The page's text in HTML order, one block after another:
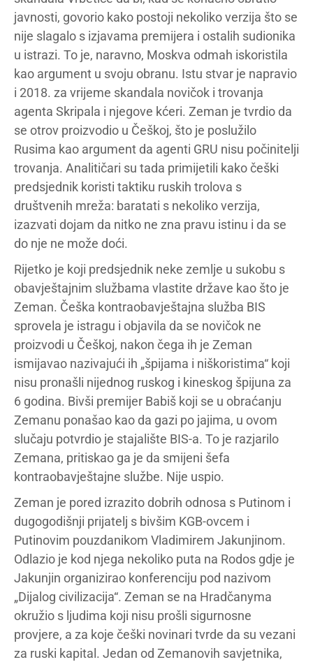
javnosti, govorio kako postoji nekoliko verzija što se
nije slagalo s izjavama premijera i ostalih sudionika
u istrazi. To je, naravno, Moskva odmah iskoristila
kao argument u svoju obranu. Istu stvar je napravio
i 2018. za vrijeme skandala novičok i trovanja
agenta Skripala i njegove kćeri. Zeman je tvrdio da
se otrov proizvodio u Češkoj, što je poslužilo
Rusima kao argument da agenti GRU nisu počinitelji
trovanja. Analitičari su tada primijetili kako češki
predsjednik koristi taktiku ruskih trolova s
društvenih mreža: baratati s nekoliko verzija,
izazvati dojam da nitko ne zna pravu istinu i da se
do nje ne može doći.
Rijetko je koji predsjednik neke zemlje u sukobu s
obavještajnim službama vlastite države kao što je
Zeman. Češka kontraobavještajna služba BIS
sprovela je istragu i objavila da se novičok ne
proizvodi u Češkoj, nakon čega ih je Zeman
ismijavao nazivajući ih „špijama i niškoristima“ koji
nisu pronašli nijednog ruskog i kineskog špijuna za
6 godina. Bivši premijer Babiš koji se u obraćanju
Zemanu ponašao kao da gazi po jajima, u ovom
slučaju potvrdio je stajalište BIS-a. To je razjarilo
Zemana, pritiskao ga je da smijeni šefa
kontraobavještajne službe. Nije uspio.
Zeman je pored izrazito dobrih odnosa s Putinom i
dugogodišnji prijatelj s bivšim KGB-ovcem i
Putinovim pouzdanikom Vladimirem Jakunjinom.
Odlazio je kod njega nekoliko puta na Rodos gdje je
Jakunjin organizirao konferenciju pod nazivom
„Dijalog civilizacija“. Zeman se na Hradčanyma
okružio s ljudima koji nisu prošli sigurnosne
provjere, a za koje češki novinari tvrde da su vezani
za ruski kapital. Jedan od Zemanovih savjetnika,